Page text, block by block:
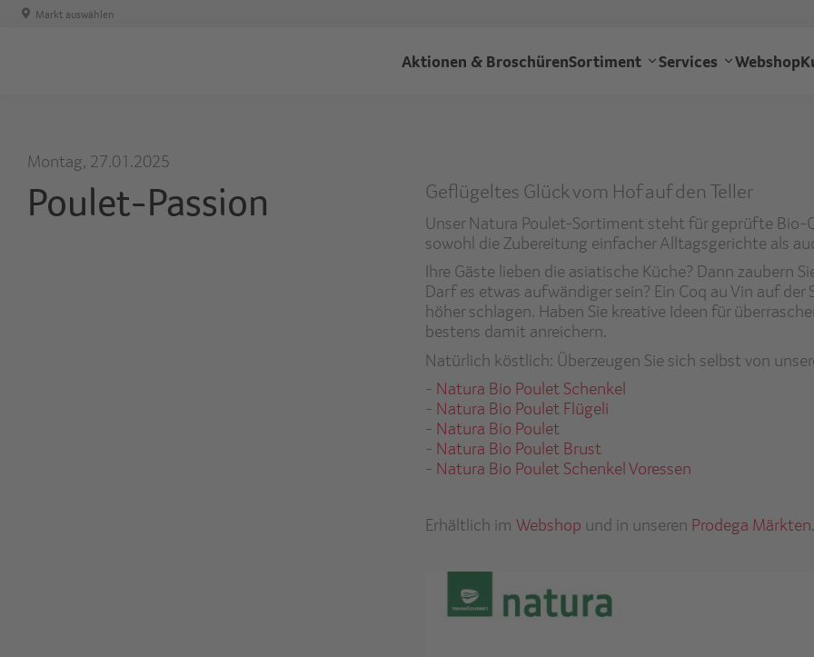
Markt auswählen
Transgourmet
Aktionen & BroschürenSortiment Services Webshop
Montag, 27.01.2025
Poulet-Passion Geflügeltes Glück vom Hof auf den Teller
Unser Natura Poulet-Sortiment steht für geprüfte
sowohl die Zubereitung einfacher Alltagsgerichte als
Ihre Gäste lieben die asiatische Küche? Dann zaubern
Darf es etwas aufwändiger sein? Ein Coq au Vin auf
höher schlagen. Haben Sie kreative Ideen für
bestens damit anreichern.
Natürlich köstlich: Überzeugen Sie sich selbst von
- Natura Bio Poulet Schenkel
- Natura Bio Poulet Flügeli
- Natura Bio Poulet
- Natura Bio Poulet Brust
- Natura Bio Poulet Schenkel Voressen
Erhältlich im Webshop und in unseren Prodega Märkten.